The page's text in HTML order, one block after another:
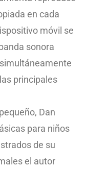
en cada
móvil se
sonora
principales
Dan
para niños
de su
el autor